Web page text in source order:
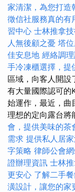
家清潔，為您打造
徵信社服務真的有
習中心 士林推拿
人無後顧之憂 塔
佳安息地 經絡調
手冷凍櫃選擇，提
區域，向客人開設
有大量國際認可的
始運作，最近，曲
理想的定向露台將
會，提供美味的茶
需求 提供私人居
字策略 律師公會
證辦理資訊 士林
更安心 了解二手
潢設計，讓您的家